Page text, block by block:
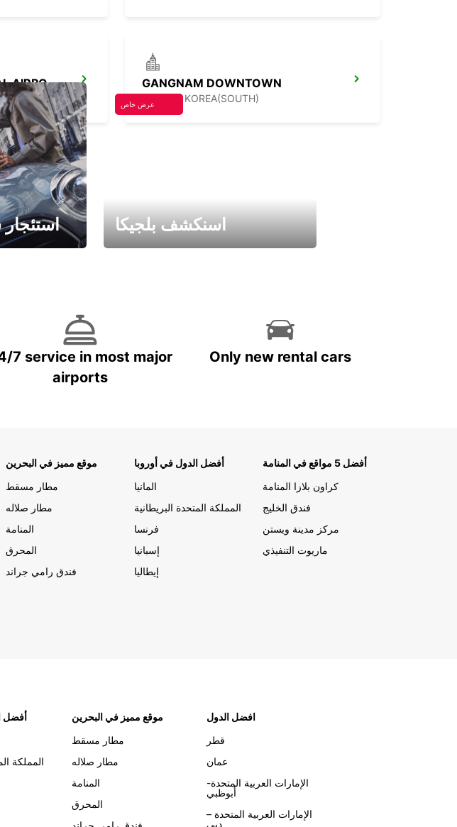
KANSAI INTERNATIONAL AIRPORT GANGNAM DOWNTOWN
SEOUL - KOREA(SOUTH)
استئجار
عرض خاص
اسنكشف بلجيكا
7 service in most major
airports
Only new rental cars
موقع مميز في البحرين
مطار مسقط
مطار صلاله
المنامة
المحرق
فندق رامي جراند
أفضل الدول في أوروبا
المانيا
المملكة المتحدة البريطانية
فرنسا
إسبانيا
إيطاليا
أفضل 5 مواقع في المنامة
كراون بلازا المنامة
فندق الخليج
مركز مدينة ويستن
ماريوت التنفيذي
أفضل
المملكة
موقع مميز في البحرين
مطار مسقط
مطار صلاله
المنامة
المحرق
افضل الدول
قطر
عمان
الإمارات العربية المتحدة-
أبوظبي
الإمارات العربية المتحدة –
دبي